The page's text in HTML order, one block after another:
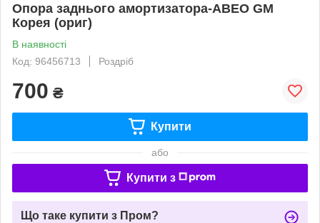
Опора заднього амортизатора-АВЕО GM
Корея (ориг)
В наявності
Код: 96456713
Роздріб
700 ₴
Купити
або
Купити з
Що таке купити з Пром?